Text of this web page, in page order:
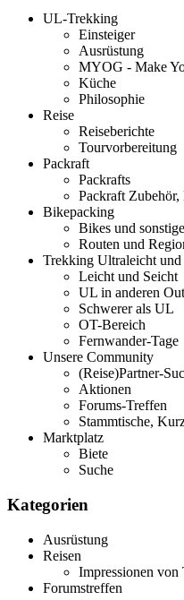
UL-Trekking
Einsteiger
Ausrüstung
MYOG - Make
Küche
Philosophie
Reise
Reiseberichte
Tourvorbereitung
Packraft
Packrafts
Packraft
Bikepacking
Bikes und
Routen und
Trekking Ultraleicht und
Leicht und Seicht
UL in anderen
Schwerer als UL
OT-Bereich
Fernwander-Tage
Unsere Community
(Reise)Partner-
Aktionen
Forums-Treffen
Stammtische,
Marktplatz
Biete
Suche
Kategorien
Ausrüstung
Reisen
Impressionen von
Forumstreffen